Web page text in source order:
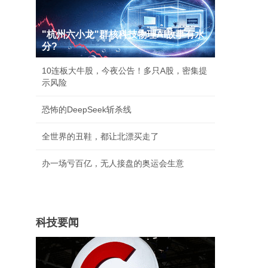
"杭州六小龙"群核科技物理AI故事有水
分?
10连板大牛股，今夜公告！多只A股，密集提
示风险
恐怖的DeepSeek斩杀线
全世界的丑鞋，都让北漂买走了
办一场亏百亿，无人接盘的奥运会生意
科技要闻